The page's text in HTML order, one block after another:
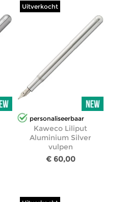
personaliseerbaar
Uitverkocht
Kaweco Liliput
Aluminium Silver
vulpen
€ 60,00